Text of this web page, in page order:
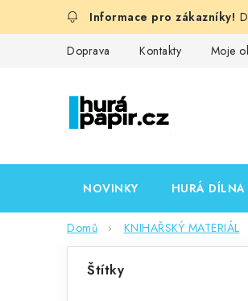
Doprava Kontakty Moje
NOVINKY HURÁ DÍLNA
Domů KNIHAŘSKÝ MATERIÁL
Štítky